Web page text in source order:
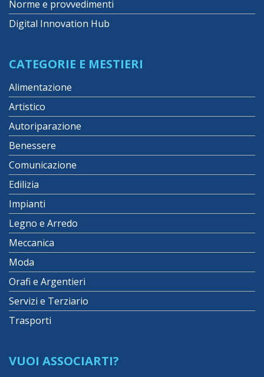
Norme e provvedimenti
Digital Innovation Hub
CATEGORIE E MESTIERI
Alimentazione
Artistico
Autoriparazione
Benessere
Comunicazione
Edilizia
Impianti
Legno e Arredo
Meccanica
Moda
Orafi e Argentieri
Servizi e Terziario
Trasporti
VUOI ASSOCIARTI?